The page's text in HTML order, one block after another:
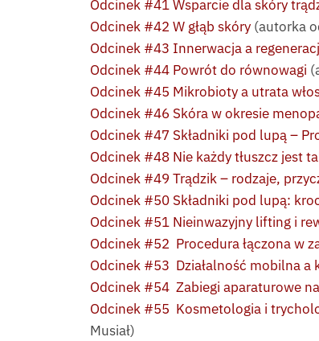
Odcinek #41 Wsparcie dla skóry
Odcinek #42 W głąb skóry (autorka
Odcinek #43 Innerwacja a
Odcinek #44 Powrót do równowagi
Odcinek #45 Mikrobioty a utrata
Odcinek #46 Skóra w okresie
Odcinek #47 Składniki pod lupą –
Odcinek #48 Nie każdy tłuszcz jest
Odcinek #49 Trądzik – rodzaje,
Odcinek #50 Składniki pod lupą:
Odcinek #51 Nieinwazyjny lifting i
Odcinek #52 Procedura łączona w
Odcinek #53 Działalność mobilna a
Odcinek #54 Zabiegi aparaturowe
Odcinek #55 Kosmetologia i
Musiał)